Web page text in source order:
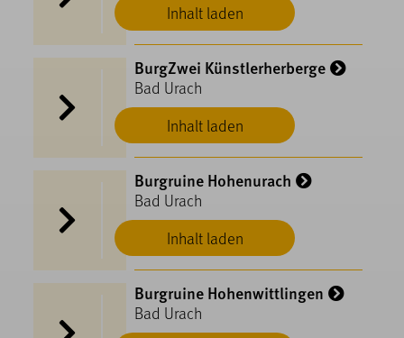
Inhalt laden
Inhalt laden
BurgZwei Künstlerherberge
Bad Urach
Inhalt laden
Burgruine Hohenurach
Bad Urach
Burgruine Hohenwittlingen
Bad Urach